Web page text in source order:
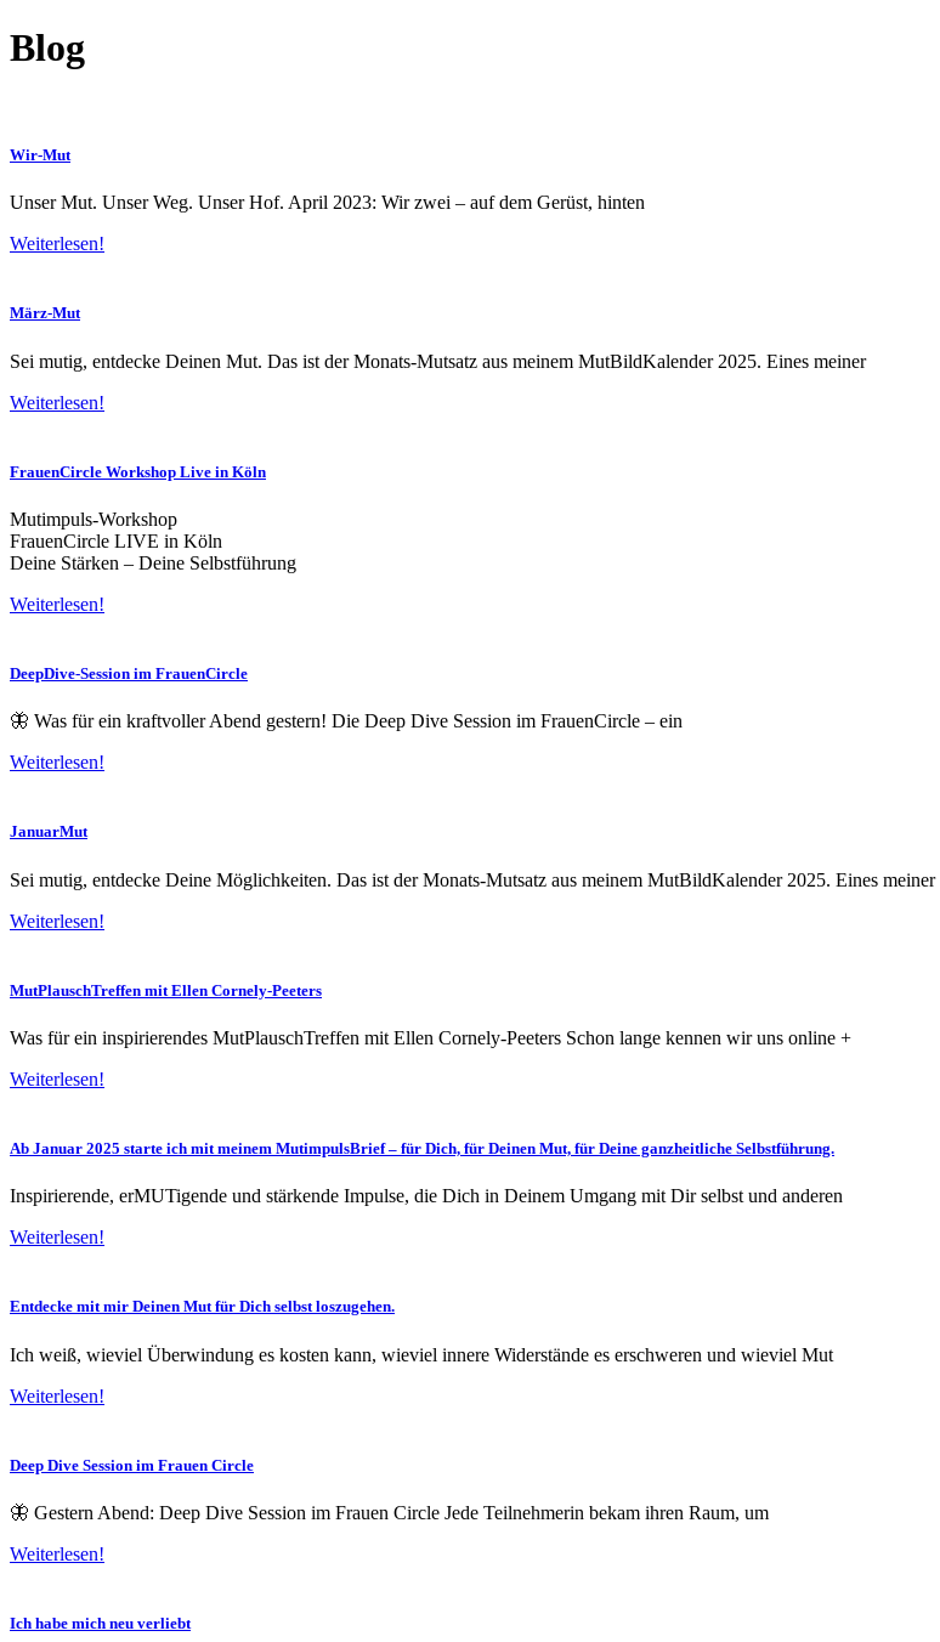
Zum
Inhalt
Blog
Wir-Mut
Unser Mut. Unser Weg. Unser Hof. April 2023: Wir zwei – auf dem Gerüst, hinten
Weiterlesen!
März-Mut
Sei mutig, entdecke Deinen Mut. Das ist der Monats-Mutsatz aus meinem MutBildKalender 2025. Eines meiner
Weiterlesen!
FrauenCircle Workshop Live in Köln
Mutimpuls-Workshop
FrauenCircle LIVE in Köln
Deine Stärken – Deine Selbstführung
Weiterlesen!
DeepDive-Session im FrauenCircle
🦋 Was für ein kraftvoller Abend gestern! Die Deep Dive Session im FrauenCircle – ein
Weiterlesen!
JanuarMut
Sei mutig, entdecke Deine Möglichkeiten. Das ist der Monats-Mutsatz aus meinem MutBildKalender 2025. Eines meiner
Weiterlesen!
MutPlauschTreffen mit Ellen Cornely-Peeters
Was für ein inspirierendes MutPlauschTreffen mit Ellen Cornely-Peeters Schon lange kennen wir uns online +
Weiterlesen!
Ab Januar 2025 starte ich mit meinem MutimpulsBrief – für Dich, für Deinen Mut, für Deine ganzheitliche Selbstführung.
Inspirierende, erMUTigende und stärkende Impulse, die Dich in Deinem Umgang mit Dir selbst und anderen
Weiterlesen!
Entdecke mit mir Deinen Mut für Dich selbst loszugehen.
Ich weiß, wieviel Überwindung es kosten kann, wieviel innere Widerstände es erschweren und wieviel Mut
Weiterlesen!
Deep Dive Session im Frauen Circle
🦋 Gestern Abend: Deep Dive Session im Frauen Circle Jede Teilnehmerin bekam ihren Raum, um
Weiterlesen!
Ich habe mich neu verliebt